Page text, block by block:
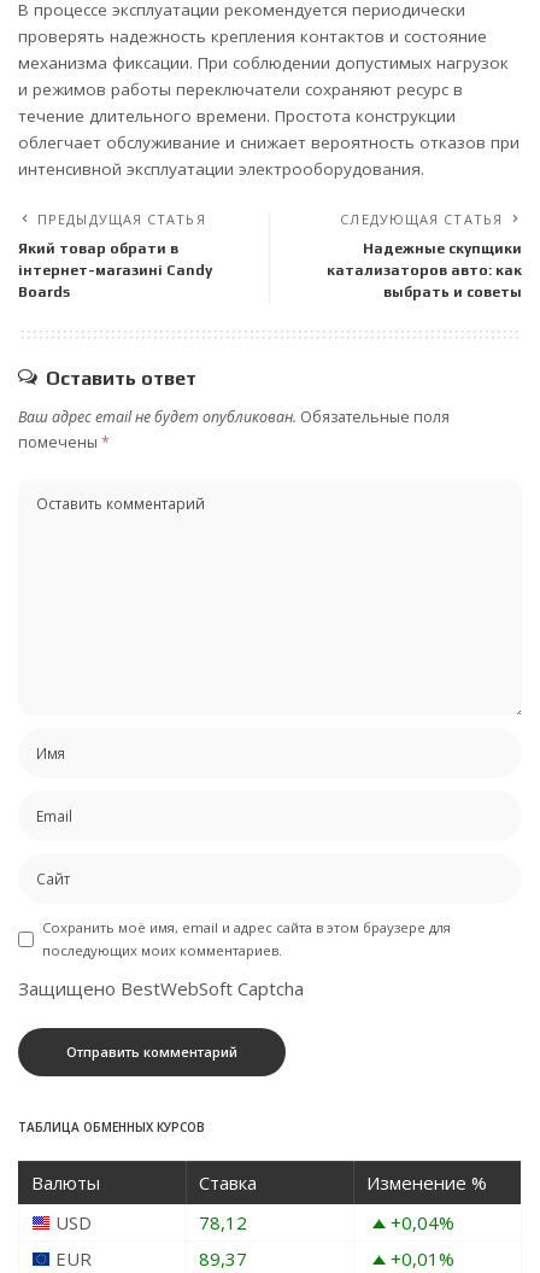
В процессе эксплуатации рекомендуется периодически
проверять надежность крепления контактов и состояние
механизма фиксации. При соблюдении допустимых нагрузок
и режимов работы переключатели сохраняют ресурс в
течение длительного времени. Простота конструкции
облегчает обслуживание и снижает вероятность отказов при
интенсивной эксплуатации электрооборудования.
ПРЕДЫДУЩАЯ СТАТЬЯ
Який товар обрати в
інтернет-магазині Candy
Boards
СЛЕДУЮЩАЯ СТАТЬЯ
Надежные скупщики
катализаторов авто: как
выбрать и советы
Оставить ответ
Ваш адрес email не будет опубликован. Обязательные поля
помечены *
Сохранить моё имя, email и адрес сайта в этом браузере для
последующих моих комментариев.
Защищено BestWebSoft Captcha
ТАБЛИЦА ОБМЕННЫХ КУРСОВ
Валюты Ставка
Изменение %
USD
78,12 +0,04%
EUR
89,37 +0,01%